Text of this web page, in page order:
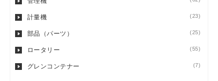
計量機 (23)
部品（パーツ） (25)
ロータリー (55)
グレンコンテナー (7)